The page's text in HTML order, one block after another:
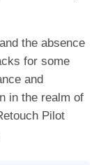
the absence
for some
and
in the realm of
Pilot